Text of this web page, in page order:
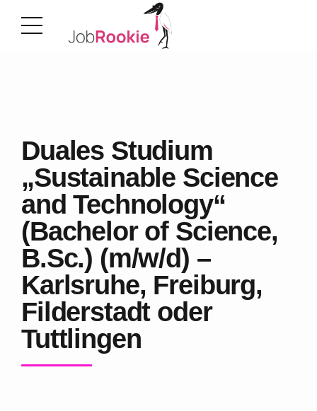
Duales Studium
„Sustainable Science
and Technology“
(Bachelor of Science,
B.Sc.) (m/w/d) –
Karlsruhe, Freiburg,
Filderstadt oder
Tuttlingen